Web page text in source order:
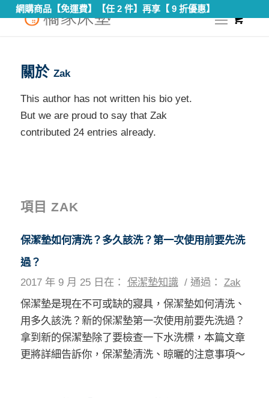
網購商品【免運費】【任 2 件】再享【 9 折優惠】
您現在的位置： 首頁 /Zak
關於 Zak
This author has not written his bio yet.
But we are proud to say that Zak
contributed 24 entries already.
項目 ZAK
保潔墊如何清洗？多久該洗？第一次使用前要先洗
過？
2017 年 9 月 25 日 在： 保潔墊知識 / 通過： Zak
保潔墊是現在不可或缺的寢具，保潔墊如何清洗、
用多久該洗？新的保潔墊第一次使用前要先洗過？
拿到新的保潔墊除了要檢查一下水洗標，本篇文章
更將詳細告訴你，保潔墊清洗、晾曬的注意事項～